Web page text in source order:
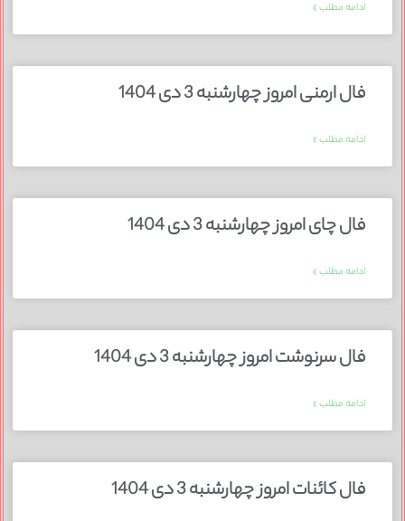
ادامه مطلب »
فال ارمنی امروز چهارشنبه 3 دی 1404
ادامه مطلب »
فال چای امروز چهارشنبه 3 دی 1404
ادامه مطلب »
فال سرنوشت امروز چهارشنبه 3 دی 1404
ادامه مطلب »
فال کائنات امروز چهارشنبه 3 دی 1404